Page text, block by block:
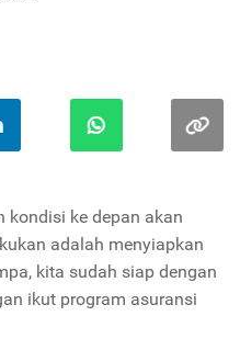
kondisi ke depan akan
adalah menyiapkan
kita sudah siap dengan
ikut program asuransi